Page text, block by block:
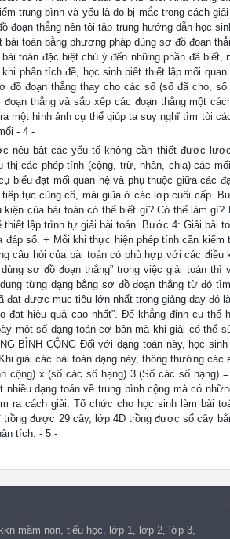
trung bình và yếu là do bị mắc trong cách
đoạn thẳng nên tôi tập trung hướng dẫn học
toán bằng phương pháp dùng sơ đồ đoạn
toán đặc biệt chú ý đến những phần đã
phân tích đề, học sinh biết thiết lập mối
đồ đoạn thẳng thay cho các số (số đã cho,
thẳng và sắp xếp các đoạn thẳng một
một hình ảnh cụ thể giúp ta suy nghĩ tìm tòi
- 4 -
nêu bật các yếu tố không cần thiết được
các phép tính (cộng, trừ, nhân, chia) các
biểu đạt mối quan hệ và phụ thuộc giữa các
tục củng cố, mài giũa ở các lớp cuối cấp.
của bài toán có thể biết gì? Có thể làm
lập trình tự giải bài toán. Bước 4: Giải bài
số. + Mỗi khi thực hiện phép tính cần kiểm
câu hỏi của bài toán có phù hợp với các điều
sơ đồ đoạn thẳng” trong việc giải toán
từng dạng bằng sơ đồ đoạn thẳng từ đó
được mục tiêu lớn nhất trong giảng dạy đó
đạt hiệu quả cao nhất”. Để khẳng định cụ
một số dạng toán cơ bản mà khi giải có thể
BÌNH CỘNG Đối với dạng toán này, học
giải các bài toán dạng này, thông thường
cộng) x (số các số hạng) 3.(Số các số hạng)
dạng toán về trung bình cộng mà có
ra cách giải. Tổ chức cho học sinh làm bài
được 29 cây, lớp 4D trồng được số cây
tích: - 5 -
mầm non, tiểu học, lớp 1, lớp 2, lớp 3,